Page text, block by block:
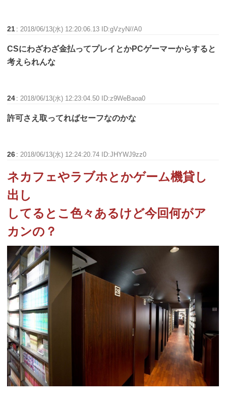
21 : 2018/06/13(水) 12:20:06.13 ID:gVzyN//A0
CSにわざわざ金払ってプレイとかPCゲーマーからすると
考えられんな
24 : 2018/06/13(水) 12:23:04.50 ID:z9WeBaoa0
許可さえ取ってればセーフなのかな
26 : 2018/06/13(水) 12:24:20.74 ID:JHYWJ9zz0
ネカフェやラブホとかゲーム機貸し
出し
してるとこ色々あるけど今回何がア
カンの？